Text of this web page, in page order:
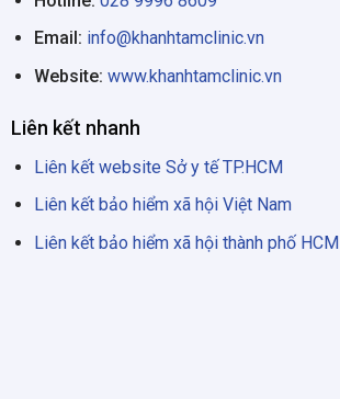
Email: info@khanhtamclinic.vn
Website: www.khanhtamclinic.vn
Liên kết nhanh
Liên kết website Sở y tế TP.HCM
Liên kết bảo hiểm xã hội Việt Nam
Liên kết bảo hiểm xã hội thành phố HCM